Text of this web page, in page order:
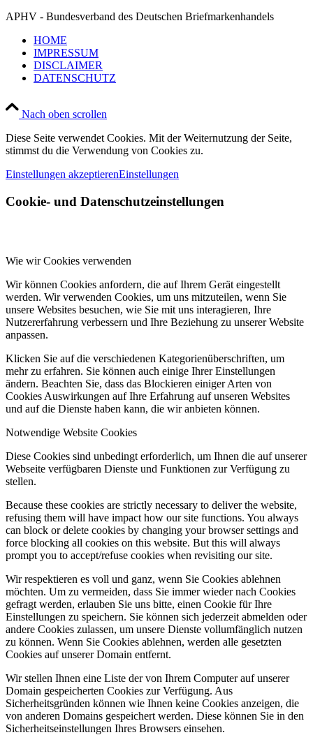
APHV - Bundesverband des Deutschen Briefmarkenhandels
HOME
IMPRESSUM
DISCLAIMER
DATENSCHUTZ
Nach oben scrollen
Diese Seite verwendet Cookies. Mit der Weiternutzung der Seite,
stimmst du die Verwendung von Cookies zu.
Einstellungen akzeptierenEinstellungen
Cookie- und Datenschutzeinstellungen
Wie wir Cookies verwenden
Wir können Cookies anfordern, die auf Ihrem Gerät eingestellt
werden. Wir verwenden Cookies, um uns mitzuteilen, wenn Sie
unsere Websites besuchen, wie Sie mit uns interagieren, Ihre
Nutzererfahrung verbessern und Ihre Beziehung zu unserer Website
anpassen.
Klicken Sie auf die verschiedenen Kategorienüberschriften, um
mehr zu erfahren. Sie können auch einige Ihrer Einstellungen
ändern. Beachten Sie, dass das Blockieren einiger Arten von
Cookies Auswirkungen auf Ihre Erfahrung auf unseren Websites
und auf die Dienste haben kann, die wir anbieten können.
Notwendige Website Cookies
Diese Cookies sind unbedingt erforderlich, um Ihnen die auf unserer
Webseite verfügbaren Dienste und Funktionen zur Verfügung zu
stellen.
Because these cookies are strictly necessary to deliver the website,
refusing them will have impact how our site functions. You always
can block or delete cookies by changing your browser settings and
force blocking all cookies on this website. But this will always
prompt you to accept/refuse cookies when revisiting our site.
Wir respektieren es voll und ganz, wenn Sie Cookies ablehnen
möchten. Um zu vermeiden, dass Sie immer wieder nach Cookies
gefragt werden, erlauben Sie uns bitte, einen Cookie für Ihre
Einstellungen zu speichern. Sie können sich jederzeit abmelden oder
andere Cookies zulassen, um unsere Dienste vollumfänglich nutzen
zu können. Wenn Sie Cookies ablehnen, werden alle gesetzten
Cookies auf unserer Domain entfernt.
Wir stellen Ihnen eine Liste der von Ihrem Computer auf unserer
Domain gespeicherten Cookies zur Verfügung. Aus
Sicherheitsgründen können wie Ihnen keine Cookies anzeigen, die
von anderen Domains gespeichert werden. Diese können Sie in den
Sicherheitseinstellungen Ihres Browsers einsehen.